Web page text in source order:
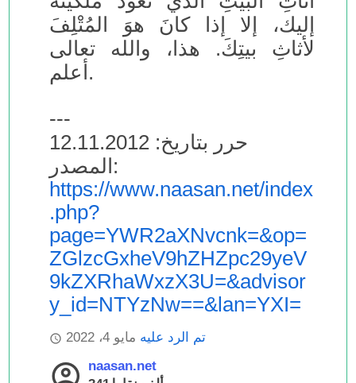
إليك، إلا إذا كانَ هوَ المُتْلِفَ
لأثاثِ بيتِكَ. هذا، والله تعالى
أعلم.
---
حرر بتاريخ: 12.11.2012
المصدر:
https://www.naasan.net/index
.php?
page=YWR2aXNvcnk=&op=
ZGlzcGxheV9hZHZpc29yeV
9kZXRhaWxzX3U=&advisor
y_id=NTYzNw==&lan=YXI=
تم الرد عليه مايو 4، 2022
naasan.net